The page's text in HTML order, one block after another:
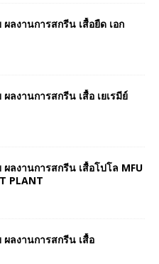
ผลงานการสกรีน เสื้อยืด เอก
ผลงานการสกรีน เสื้อ เยเรมีย์
ผลงานการสกรีน เสื้อโปโล MFU
PLANT
ผลงานการสกรีน เสื้อ